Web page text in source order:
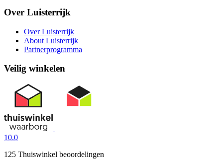
Over Luisterrijk
Over Luisterrijk
About Luisterrijk
Partnerprogramma
Veilig winkelen
10.0
125 Thuiswinkel beoordelingen